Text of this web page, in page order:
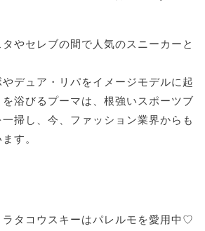
やセレブの間で人気のスニーカーと
デュア・リパをイメージモデルに起
浴びるプーマは、根強いスポーツブ
掃し、今、ファッション業界からも
す。
ラタコウスキーはパレルモを愛用中♡